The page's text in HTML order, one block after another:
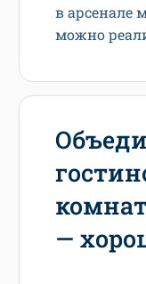
в арсенале
можно
—